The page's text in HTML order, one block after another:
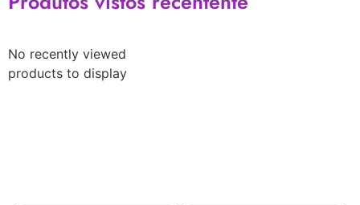
No recently viewed
products to display